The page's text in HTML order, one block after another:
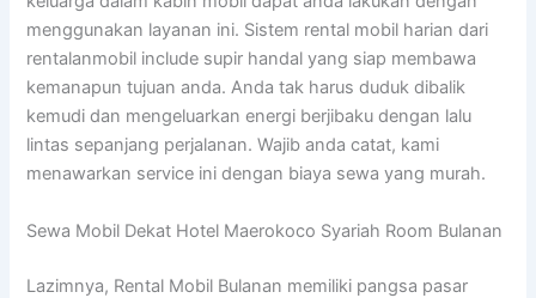
menggunakan layanan ini. Sistem rental mobil harian dari
rentalanmobil include supir handal yang siap membawa
kemanapun tujuan anda. Anda tak harus duduk dibalik
kemudi dan mengeluarkan energi berjibaku dengan lalu
lintas sepanjang perjalanan. Wajib anda catat, kami
menawarkan service ini dengan biaya sewa yang murah.
Sewa Mobil Dekat Hotel Maerokoco Syariah Room Bulanan
Lazimnya, Rental Mobil Bulanan memiliki pangsa pasar